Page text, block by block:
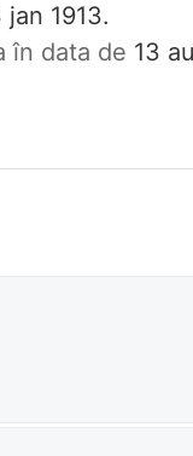
jan 1913.
în data de 13